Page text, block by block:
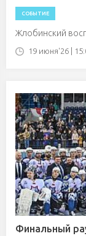
СОБЫТИЕ
Жлобинский
19 июня'26 |
Финальный